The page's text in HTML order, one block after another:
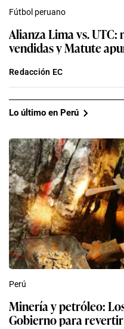
Fútbol peruano
Alianza Lima vs. UTC:
vendidas y Matute
Redacción EC
Lo último en Perú
Perú
Minería y petróleo:
Gobierno para